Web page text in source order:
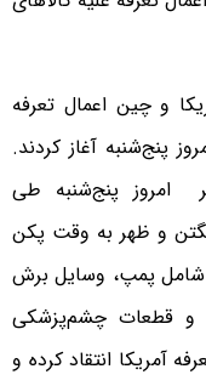
و چین اعمال تعرفه
امروز پنج‌شنبه آغاز کردند.
امروز پنج‌شنبه طی
و ظهر به وقت پکن
شامل پمپ، وسایل برش‌
و قطعات چشم‌پزشکی
آمریکا انتقاد کرده و